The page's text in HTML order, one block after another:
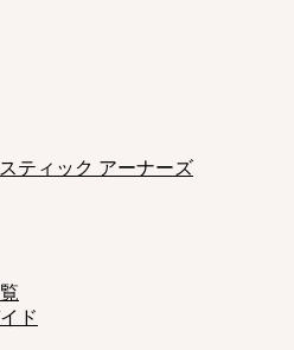
ティック アーナーズ
ド